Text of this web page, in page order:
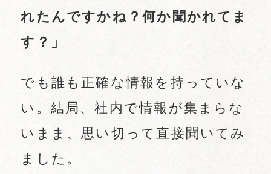
れたんですかね？何か聞かれてま
す？」
でも誰も正確な情報を持っていな
い。結局、社内で情報が集まらな
いまま、思い切って直接聞いてみ
ました。